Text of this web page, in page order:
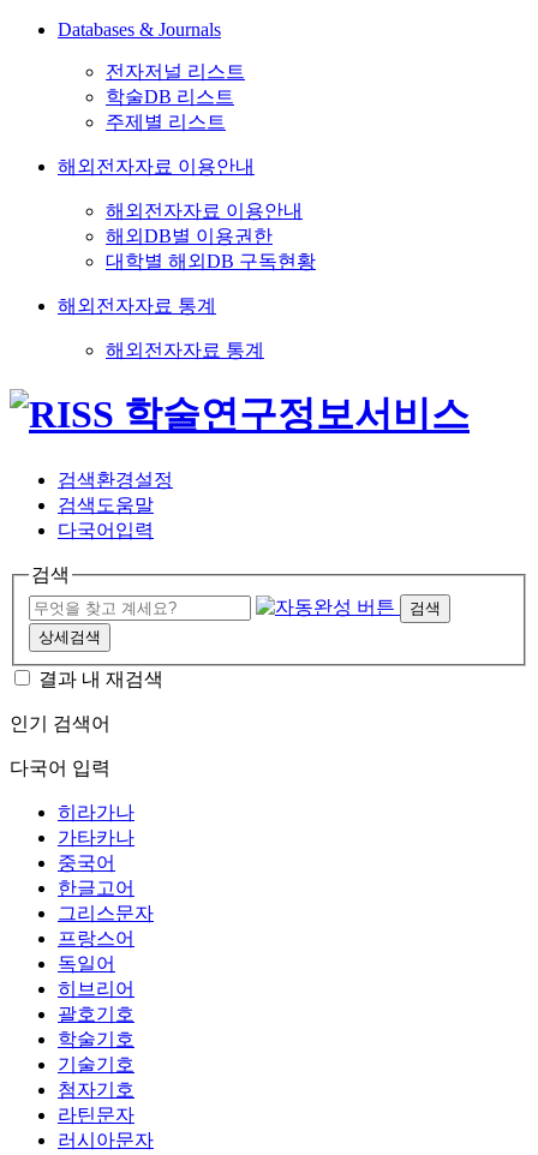
Databases & Journals
전자저널 리스트
학술DB 리스트
주제별 리스트
해외전자자료 이용안내
해외전자자료 이용안내
해외DB별 이용권한
대학별 해외DB 구독현황
해외전자자료 통계
해외전자자료 통계
검색환경설정
검색도움말
다국어입력
검색
검색
상세검색
결과 내 재검색
인기 검색어
다국어 입력
히라가나
가타카나
중국어
한글고어
그리스문자
프랑스어
독일어
히브리어
괄호기호
학술기호
기술기호
첨자기호
라틴문자
러시아문자